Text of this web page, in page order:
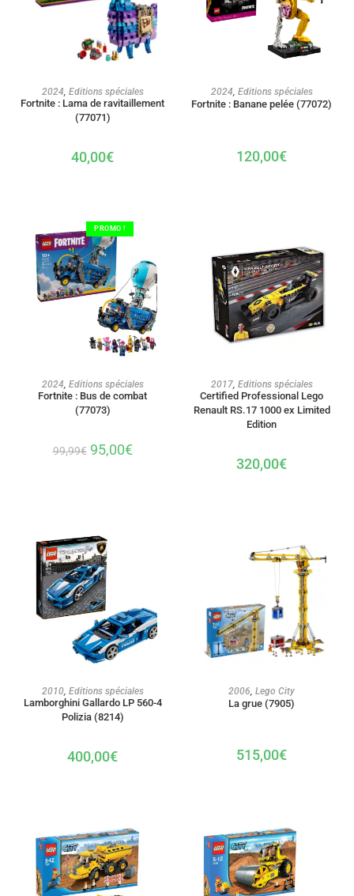
AJOUTER AU PANIER
2024 Editions spéciales
Fortnite : Lama de ravitaillement
(77071)
40,00€
AJOUTER AU PANIER
2024, Editions spéciales
Fortnite : Banane pelée (77072)
120,00€
PROMO !
AJOUTER AU PANIER
2024, Editions spéciales
Fortnite : Bus de combat
(77073)
99,99€ 95,00€
AJOUTER AU PANIER
2017, Editions spéciales
Certified Professional Lego
Renault RS.17 1000 ex Limited
Edition
320,00€
AJOUTER AU PANIER
2010, Editions spéciales
Lamborghini Gallardo LP 560-4
Polizia (8214)
400,00€
AJOUTER AU PANIER
2006, Lego City
La grue (7905)
515,00€